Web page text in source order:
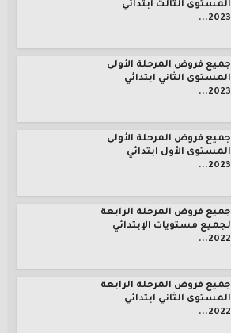
المستوى الثالث ابتدائي
2023...
جميع فروض المرحلة الأولى
المستوى الثاني ابتدائي
2023...
جميع فروض المرحلة الأولى
المستوى الأول ابتدائي
2023...
جميع فروض المرحلة الرابعة
لجميع مستويات الإبتدائي
2022...
جميع فروض المرحلة الرابعة
المستوى الثاني ابتدائي
2022...